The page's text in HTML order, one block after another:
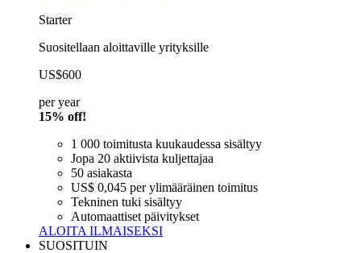
Starter
Suositellaan aloittaville yrityksille
US$600
per year
15% off!
1 000 toimitusta kuukaudessa sisältyy
Jopa 20 aktiivista kuljettajaa
50 asiakasta
US$ 0,045 per ylimääräinen toimitus
Tekninen tuki sisältyy
Automaattiset päivitykset
ALOITA ILMAISEKSI
SUOSITUIN